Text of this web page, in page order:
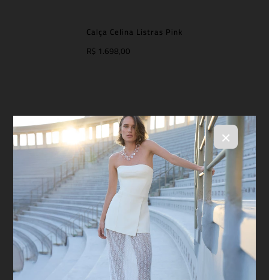
×
Calça Celina Listras Pink
R$ 1.698,00